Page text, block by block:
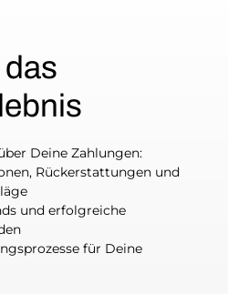
Deine Zahlungen:
Rückerstattungen und
und erfolgreiche
für Deine